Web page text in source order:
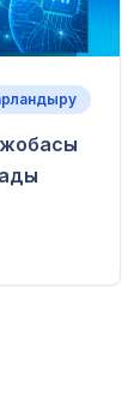
жобасы